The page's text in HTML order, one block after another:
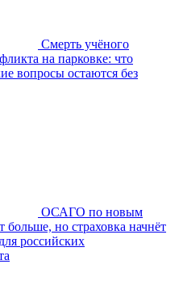
Смерть учёного
на парковке: что
вопросы остаются без
ОСАГО по новым
но страховка начнёт
российских